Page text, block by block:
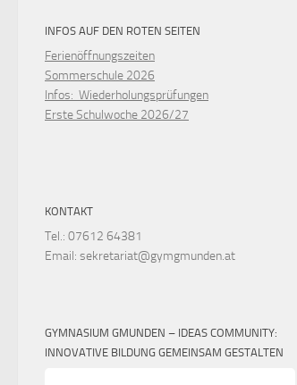
INFOS AUF DEN ROTEN SEITEN
Ferienöffnungszeiten
Sommerschule 2026
Infos: Wiederholungsprüfungen
Erste Schulwoche 2026/27
KONTAKT
Tel.: 07612 64381
Email: sekretariat@gymgmunden.at
GYMNASIUM GMUNDEN – IDEAS COMMUNITY:
INNOVATIVE BILDUNG GEMEINSAM GESTALTEN